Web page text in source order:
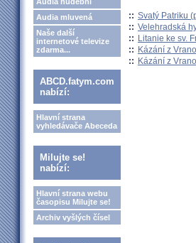
Audia mluvená
Naše další
internetové televize
zdarma...
ABCD.fatym.com
nabízí:
Hlavní strana
vyhledávače Abeceda
Milujte se!
nabízí:
Hlavní strana webu
časopisu Milujte se!
Archiv vyšlých čísel
:: Svatý Patriku
:: Velehradská
:: Litanie ke sv.
:: Kázání z
:: Kázání z